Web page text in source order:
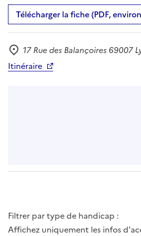
Télécharger la fiche (PDF,
Adresse
17 Rue des Balançoires 69007
Itinéraire
Filtrer par type de handicap :
Affichez uniquement les infos